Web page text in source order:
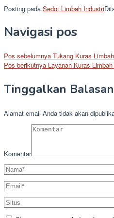
Posting pada Sedot Limbah Industri
Navigasi pos
Pos sebelumnya Tukang Kuras
Pos berikutnya Layanan Kuras
Tinggalkan Balasan
Alamat email Anda tidak akan
Komentar